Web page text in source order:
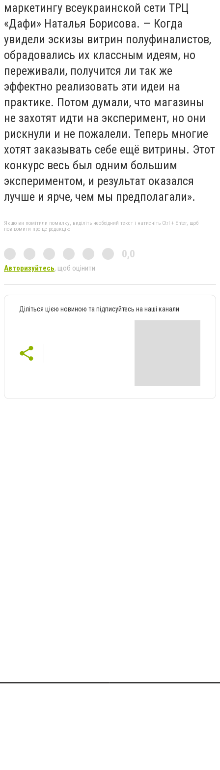
маркетингу всеукраинской сети ТРЦ
«Дафи» Наталья Борисова. — Когда
увидели эскизы витрин полуфиналистов,
обрадовались их классным идеям, но
переживали, получится ли так же
эффектно реализовать эти идеи на
практике. Потом думали, что магазины
не захотят идти на эксперимент, но они
рискнули и не пожалели. Теперь многие
хотят заказывать себе ещё витрины. Этот
конкурс весь был одним большим
экспериментом, и результат оказался
лучше и ярче, чем мы предполагали».
Якщо ви помітили помилку, виділіть необхідний текст і натисніть Ctrl + Enter, щоб
повідомити про це редакцію
0,0
Авторизуйтесь, щоб оцінити
Діліться цією новиною та підписуйтесь на наші канали